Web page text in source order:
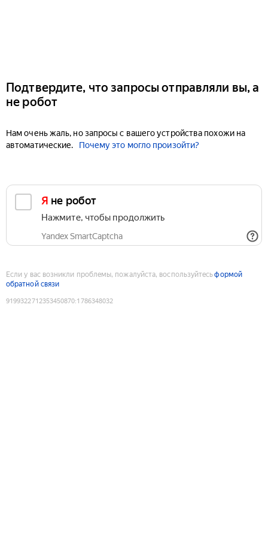
Подтвердите, что запросы отправляли вы, а
не робот
Нам очень жаль, но запросы с вашего устройства похожи на
автоматические.
Почему это могло произойти?
Я не робот
Нажмите, чтобы продолжить
Yandex SmartCaptcha
Если у вас возникли проблемы, пожалуйста, воспользуйтесьформой
обратной связи
9199322712353450870:1786348032